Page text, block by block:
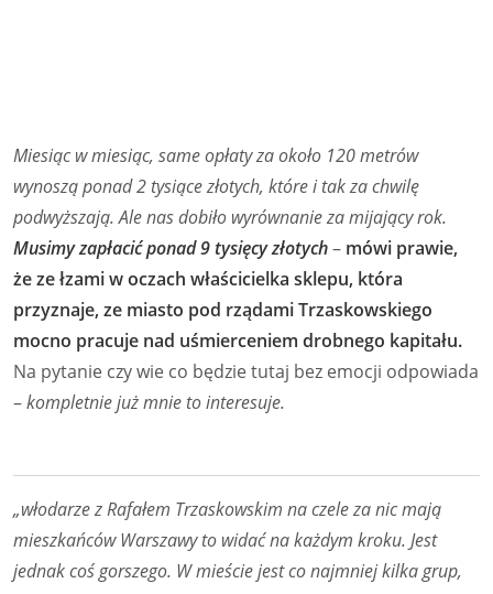
Miesiąc w miesiąc, same opłaty za około 120 metrów
wynoszą ponad 2 tysiące złotych, które i tak za chwilę
podwyższają. Ale nas dobiło wyrównanie za mijający rok.
Musimy zapłacić ponad 9 tysięcy złotych– mówi prawie,
że ze łzami w oczach właścicielka sklepu, która
przyznaje, ze miasto pod rządami Trzaskowskiego
mocno pracuje nad uśmierceniem drobnego kapitału.
Na pytanie czy wie co będzie tutaj bez emocji odpowiada
–kompletnie już mnie to interesuje.
„włodarze zRafałem Trzaskowskim na czele za nic mają
mieszkańców Warszawy to widać na każdym kroku. Jest
jednak coś gorszego. W mieście jest co najmniej kilka grup,